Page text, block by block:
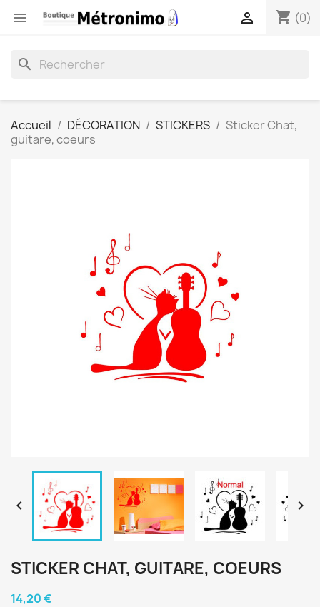
 shopping_cart (0)

search
Accueil DÉCORATION STICKERS
Sticker Chat,
guitare, coeurs
 
STICKER CHAT, GUITARE, COEURS
14,20 €